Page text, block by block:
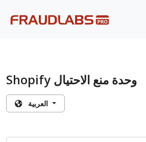
Shopify وحدة منع الاحتيال